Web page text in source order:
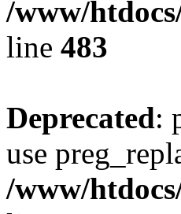
/www/
line 483
Deprecated:
use
/www/